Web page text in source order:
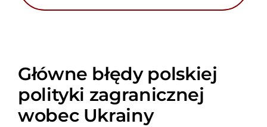
Główne błędy polskiej
polityki zagranicznej
wobec Ukrainy